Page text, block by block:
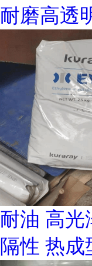
耐磨高透
耐油 高光
隔性 热成